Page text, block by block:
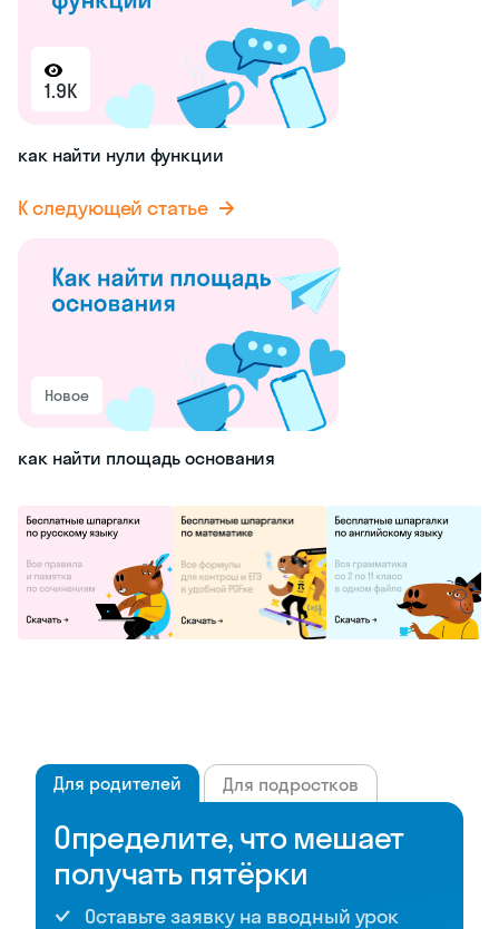
1.9K
как найти нули функции
К следующей статье
Новое
как найти площадь основания
Для родителей Для подростков
Определите, что мешает
получать пятёрки
Оставьте заявку на вводный урок